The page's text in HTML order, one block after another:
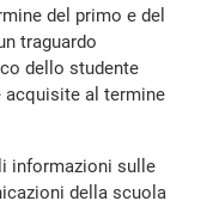
del primo e del
traguardo
dello studente
acquisite al termine
informazioni sulle
della scuola